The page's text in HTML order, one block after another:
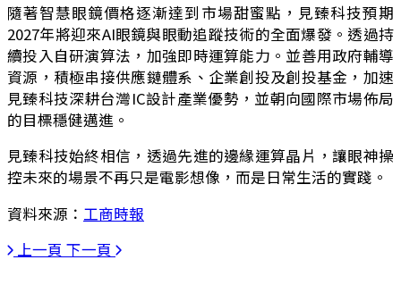
隨著智慧眼鏡價格逐漸達到市場甜蜜點，見臻科技預期
2027年將迎來AI眼鏡與眼動追蹤技術的全面爆發。透過持
續投入自研演算法，加強即時運算能力。並善用政府輔導
資源，積極串接供應鏈體系、企業創投及創投基金，加速
見臻科技深耕台灣IC設計產業優勢，並朝向國際市場佈局
的目標穩健邁進。
見臻科技始終相信，透過先進的邊緣運算晶片，讓眼神操
控未來的場景不再只是電影想像，而是日常生活的實踐。
資料來源： 工商時報
上一頁 下一頁